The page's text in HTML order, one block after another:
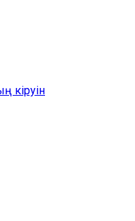
кіруін